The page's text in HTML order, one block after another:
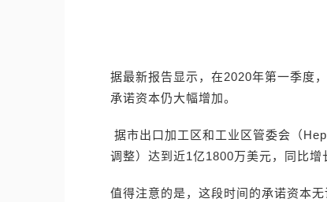
据最新报告显示，在2020年第一季度
承诺资本仍大幅增加。
据市出口加工区和工业区管委会（
调整）达到近1亿1800万美元，同比增
值得注意的是，这段时间的承诺资本